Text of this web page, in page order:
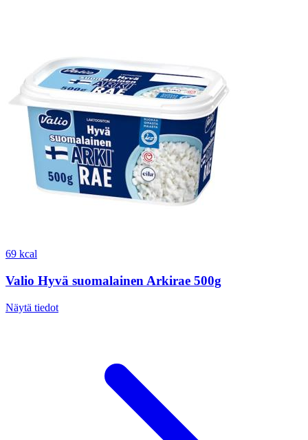
69 kcal
Valio Hyvä suomalainen Arkirae 500g
Näytä tiedot